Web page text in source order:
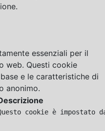
essenziali per il
web. Questi cookie
e le caratteristiche di
anonimo.
cookie è